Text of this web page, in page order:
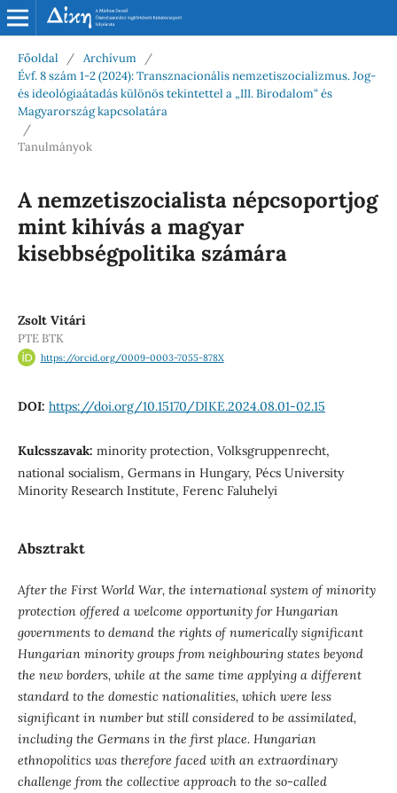
Főoldal / Archívum
/
Évf. 8 szám 1-2 (2024): Transznacionális nemzetiszocializmus. Jog-
és ideológiaátadás különös tekintettel a „III. Birodalom“ és
Magyarország kapcsolatára
/
Tanulmányok
A nemzetiszocialista népcsoportjog
mint kihívás a magyar
kisebbségpolitika számára
Zsolt Vitári
PTE BTK
https://orcid.org/0009-0003-7055-878X
DOI: https://doi.org/10.15170/DIKE.2024.08.01-02.15
Kulcsszavak: minority protection, Volksgruppenrecht,
national socialism, Germans in Hungary, Pécs University
Minority Research Institute, Ferenc Faluhelyi
Absztrakt
After the First World War, the international system of minority
protection offered a welcome opportunity for Hungarian
governments to demand the rights of numerically significant
Hungarian minority groups from neighbouring states beyond
the new borders, while at the same time applying a different
standard to the domestic nationalities, which were less
significant in number but still considered to be assimilated,
including the Germans in the first place. Hungarian
ethnopolitics was therefore faced with an extraordinary
challenge from the collective approach to the so-called